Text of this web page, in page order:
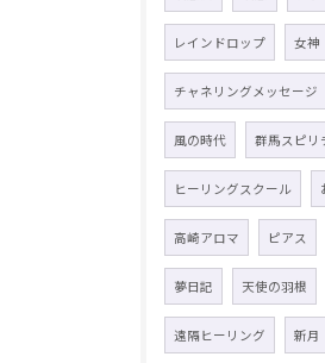
レインドロップ 女神
チャネリングメッセージ
風の時代 群馬スピリ
ヒーリングスクール
高崎アロマ ピアス
夢日記 天使の羽根
遠隔ヒーリング 新月